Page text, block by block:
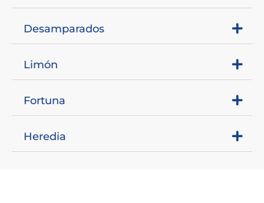
Desamparados
Limón
Fortuna
Heredia